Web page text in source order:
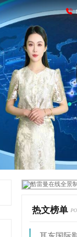
热文榜单